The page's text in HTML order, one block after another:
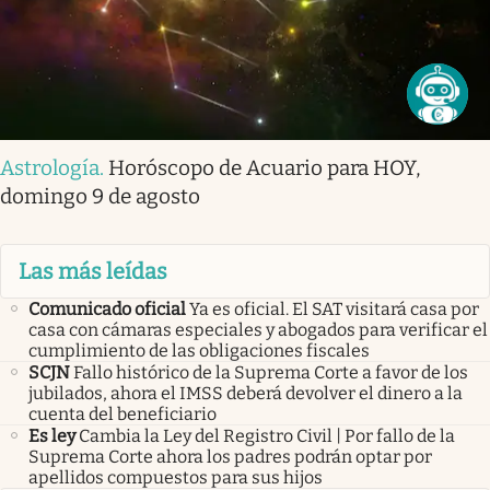
Astrología. Horóscopo de Acuario para HOY,
domingo 9 de agosto
Las más leídas
Comunicado oficialYa es oficial. El SAT visitará casa por
casa con cámaras especiales y abogados para verificar el
cumplimiento de las obligaciones fiscales
SCJNFallo histórico de la Suprema Corte a favor de los
jubilados, ahora el IMSS deberá devolver el dinero a la
cuenta del beneficiario
Es ley Cambia la Ley del Registro Civil | Por fallo de la
Suprema Corte ahora los padres podrán optar por
apellidos compuestos para sus hijos